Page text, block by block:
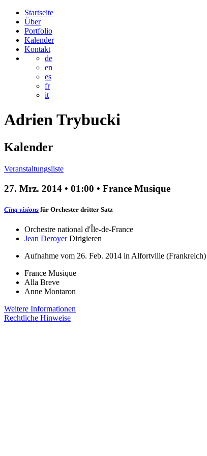
Startseite
Über
Portfolio
Kalender
Kontakt
de
en
es
fr
it
AdrienTrybucki
Kalender
Veranstaltungsliste
27. Mrz. 2014 • 01:00 • France Musique
Cinq visions für Orchester dritter Satz
Orchestre national d'Île-de-France
Jean Deroyer Dirigieren
Aufnahme vom 26. Feb. 2014 in Alfortville (Frankreich)
France Musique
Alla Breve
Anne Montaron
Weitere Informationen
Rechtliche Hinweise